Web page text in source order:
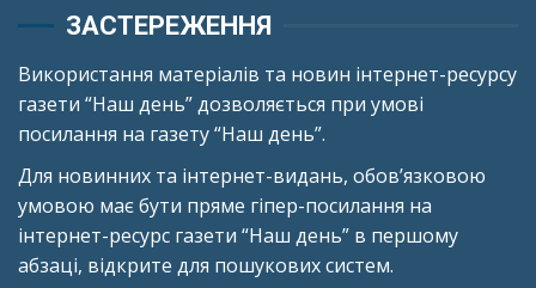
ЗАСТЕРЕЖЕННЯ
Використання матеріалів та новин інтернет-ресурсу
газети “Наш день” дозволяється при умові
посилання на газету “Наш день”.
Для новинних та інтернет-видань, обов’язковою
умовою має бути пряме гіпер-посилання на
інтернет-ресурс газети “Наш день” в першому
абзаці, відкрите для пошукових систем.